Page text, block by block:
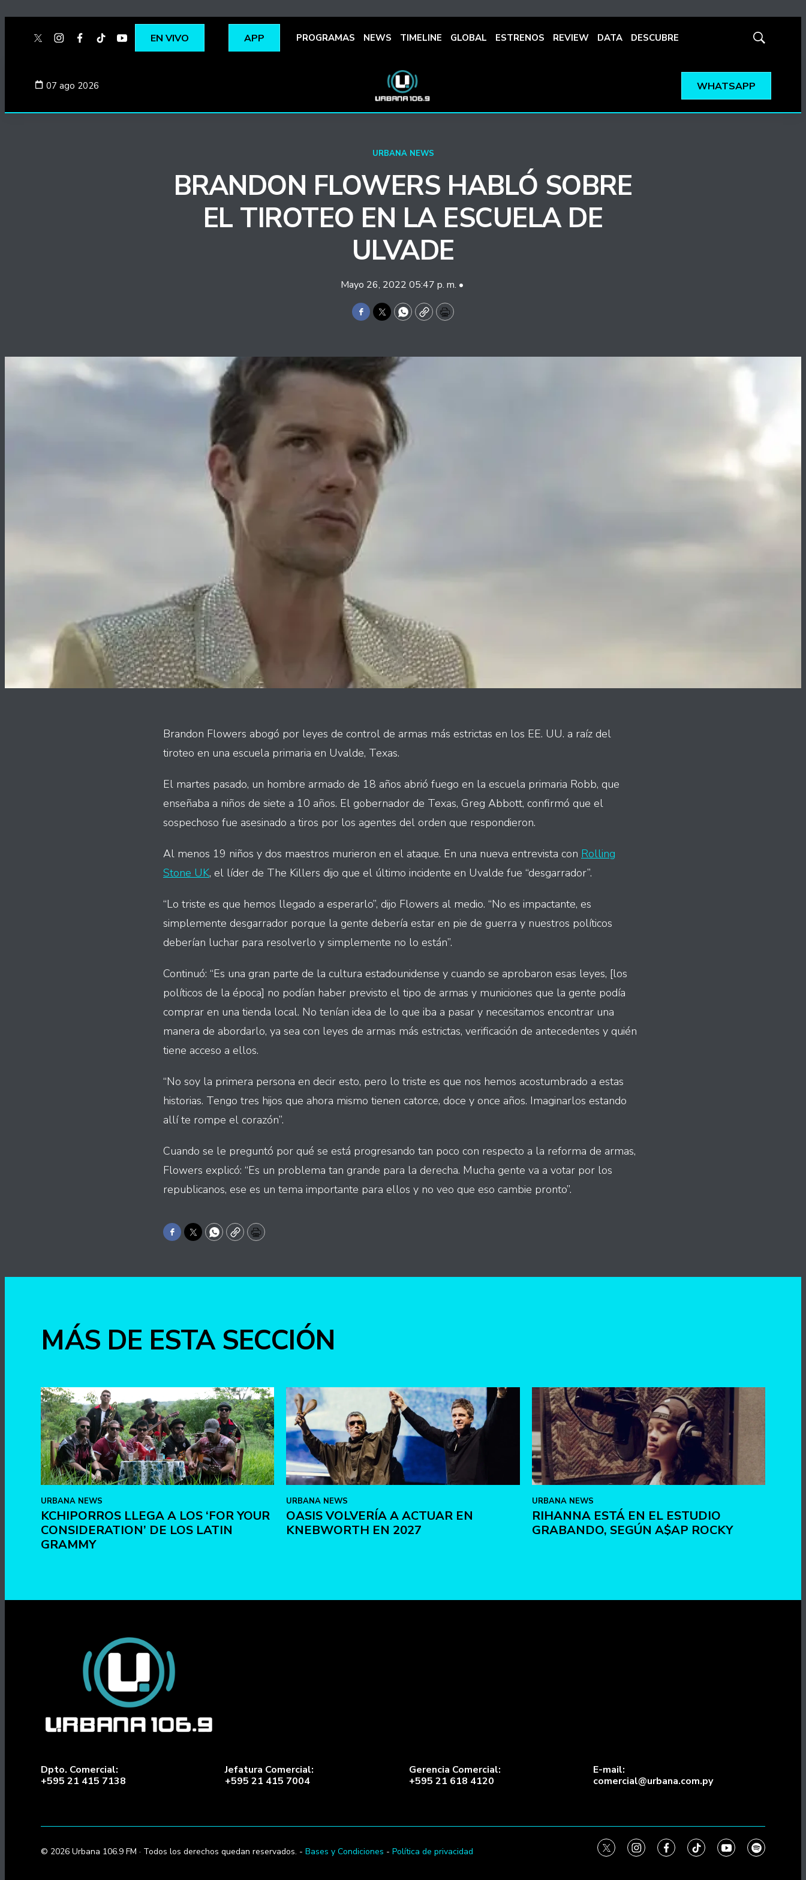
twitterinstagram
facebook
tiktokyoutubespotify
EN VIVO APP PROGRAMAS NEWS TIMELINE GLOBAL ESTRENOS REVIEW DATA DESCUBRE
Mostrar
07 ago 2026 WHATSAPP
URBANA NEWS
BRANDON FLOWERS HABLÓ SOBRE
EL TIROTEO EN LA ESCUELA DE
ULVADE
Mayo 26, 2022 05:47 p. m. •
Facebook
TwitterWhatsApp
CopyPrint
Brandon Flowers abogó por leyes de control de armas más estrictas en los EE. UU. a raíz del
tiroteo en una escuela primaria en Uvalde, Texas.
El martes pasado, un hombre armado de 18 años abrió fuego en la escuela primaria Robb, que
enseñaba a niños de siete a 10 años. El gobernador de Texas, Greg Abbott, confirmó que el
sospechoso fue asesinado a tiros por los agentes del orden que respondieron.
Al menos 19 niños y dos maestros murieron en el ataque. En una nueva entrevista con Rolling
Stone UK, el líder de The Killers dijo que el último incidente en Uvalde fue “desgarrador”.
“Lo triste es que hemos llegado a esperarlo”, dijo Flowers al medio. “No es impactante, es
simplemente desgarrador porque la gente debería estar en pie de guerra y nuestros políticos
deberían luchar para resolverlo y simplemente no lo están”.
Continuó: “Es una gran parte de la cultura estadounidense y cuando se aprobaron esas leyes, [los
políticos de la época] no podían haber previsto el tipo de armas y municiones que la gente podía
comprar en una tienda local. No tenían idea de lo que iba a pasar y necesitamos encontrar una
manera de abordarlo, ya sea con leyes de armas más estrictas, verificación de antecedentes y quién
tiene acceso a ellos.
“No soy la primera persona en decir esto, pero lo triste es que nos hemos acostumbrado a estas
historias. Tengo tres hijos que ahora mismo tienen catorce, doce y once años. Imaginarlos estando
allí te rompe el corazón”.
Cuando se le preguntó por qué se está progresando tan poco con respecto a la reforma de armas,
Flowers explicó: “Es un problema tan grande para la derecha. Mucha gente va a votar por los
republicanos, ese es un tema importante para ellos y no veo que eso cambie pronto”.
Facebook
TwitterWhatsApp
CopyPrint
MÁS DE ESTA SECCIÓN
URBANA NEWS
KCHIPORROS LLEGA A LOS ‘FOR YOUR
CONSIDERATION’ DE LOS LATIN
GRAMMY
URBANA NEWS
OASIS VOLVERÍA A ACTUAR EN
KNEBWORTH EN 2027
URBANA NEWS
RIHANNA ESTÁ EN EL ESTUDIO
GRABANDO, SEGÚN A$AP ROCKY
Dpto. Comercial:
+595 21 415 7138
Jefatura Comercial:
+595 21 415 7004
Gerencia Comercial:
+595 21 618 4120
E-mail:
comercial@urbana.com.py
© 2026 Urbana 106.9 FM · Todos los derechos quedan reservados. - Bases y Condiciones - Política de privacidad twitterinstagramfacebooktiktokyoutubespotify